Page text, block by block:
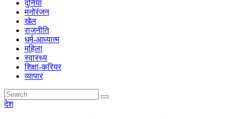
दुनिया
मनोरंजन
खेल
राजनीति
धर्म-आध्यात्म
महिला
स्वास्थ्य
शिक्षा-करियर
व्यापार
देश